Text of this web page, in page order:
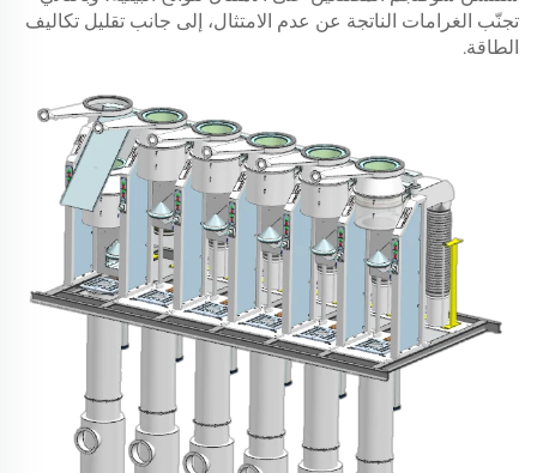
تجنّب الغرامات الناتجة عن عدم الامتثال، إلى جانب تقليل تكاليف
الطاقة.